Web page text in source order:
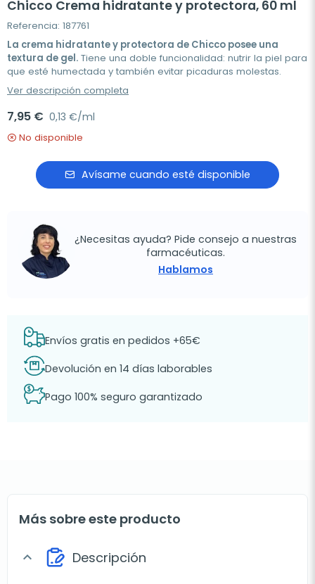
Chicco Crema hidratante y protectora, 60 ml
Referencia: 187761
La crema hidratante y protectora de Chicco posee una
textura de gel. Tiene una doble funcionalidad: nutrir la piel para
que esté humectada y también evitar picaduras molestas.
Ver descripción completa
7,95 € 0,13 €/ml
No disponible
Avísame cuando esté disponible
¿Necesitas ayuda? Pide consejo a nuestras
farmacéuticas.
Hablamos
Envíos gratis en pedidos +65€
Devolución en 14 días laborables
Pago 100% seguro garantizado
Más sobre este producto
expand_more Descripción